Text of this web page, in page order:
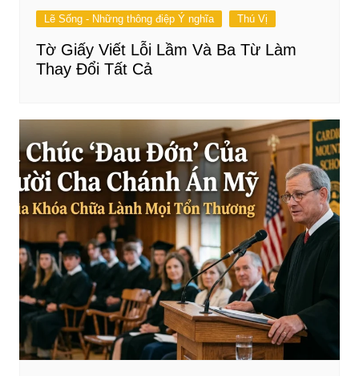
Lẽ Sống - Những thông điệp Ý nghĩa Thú Vị
Tờ Giấy Viết Lỗi Lầm Và Ba Từ Làm
Thay Đổi Tất Cả